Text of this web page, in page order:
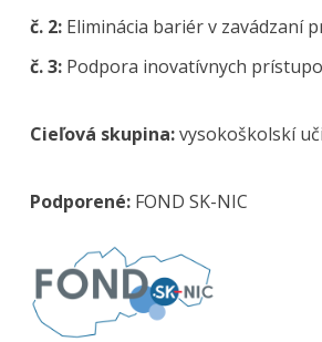
č. 2: Eliminácia bariér v zavádzaní
č. 3: Podpora inovatívnych
Cieľová skupina:vysokoškolskí
Podporené: FOND SK-NIC